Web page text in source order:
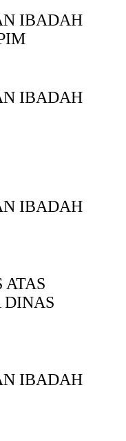
IBADAH
IBADAH
IBADAH
ATAS
IBADAH